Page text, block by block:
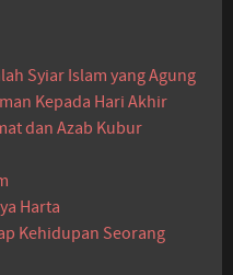
Syiar Islam yang Agung
Kepada Hari Akhir
dan Azab Kubur
Harta
Kehidupan Seorang